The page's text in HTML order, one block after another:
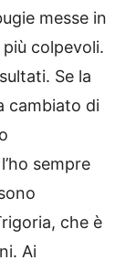
messe in
colpevoli.
Se la
cambiato di
sempre
che è
Ai